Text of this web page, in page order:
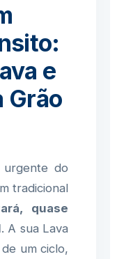
e
Grão
urgente do
tradicional
quase
. A sua Lava
um ciclo,